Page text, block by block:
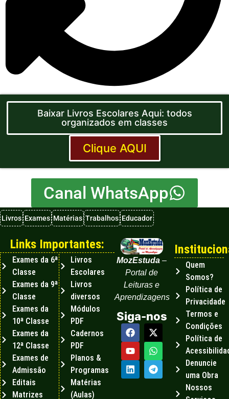
Baixar Livros Escolares Aqui: todos
organizados em classes
Clique AQUI
Canal WhatsApp
Livros Exames Matérias Trabalhos Educador
MozEstuda –
Portal de
Leituras e
Aprendizagens
Siga-nos
Quem
Somos?
Política de
Privacidade
Termos e
Condições
Política de
Denuncie
uma Obra
Nossos
Links Importantes:
Exames da 6ª
Classe
Exames da 9ª
Classe
Exames da
10ª Classe
Exames da
12ª Classe
Exames de
Admissão
Editais
Matrizes
Livros
Escolares
Livros
diversos
Módulos
PDF
Cadernos
PDF
Planos &
Programas
Matérias
(Aulas)